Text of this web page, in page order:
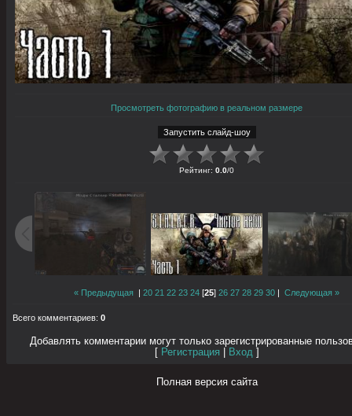
Просмотреть фотографию в реальном размере
Рейтинг: 0.0/0
« Предыдущая |20 21 22 23 24 [25]26 27 28 29 30 |Следующая »
Всего комментариев: 0
Добавлять комментарии могут только зарегистрированные
Регистрация Вход
Полная версия сайта